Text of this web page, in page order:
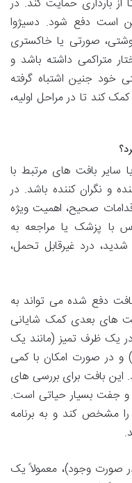
بارداری حمایت کند. در
است دفع شود. دسیژوا
صورتی یا خاکستری
متراکمی داشته باشد و
خود جنین اشتباه گرفته
کند تا در مراحل اولیه،
یا سایر بافت های مرتبط با
و نگران کننده باشد. در
صحیح، اهمیت ویژه
با پزشک یا مراجعه به
درد غیرقابل تحمل،
دفع شده می تواند به
های بعدی کمک شایانی
در یک ظرف تمیز (مانند یک
و در صورت امکان با کمی
این بافت برای بررسی های
و جفت بسیار حیاتی است.
مشخص کند و به برنامه
صورت وجود)، معمولاً یک